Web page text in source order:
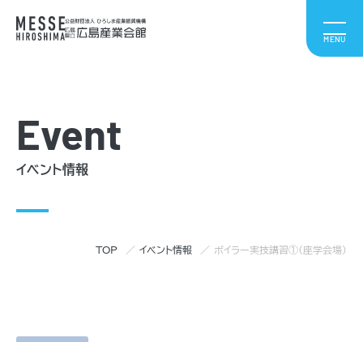
Event
イベント情報
TOP イベント情報 ボイラー実技講習①（座学会場）